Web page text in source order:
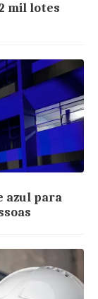
mil lotes
azul para